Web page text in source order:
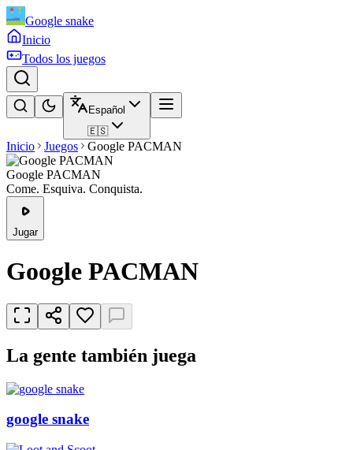
Google snake
Inicio
Todos los juegos
Español
🇪🇸
Inicio Juegos Google PACMAN
Google PACMAN
Come. Esquiva. Conquista.
Jugar
Google PACMAN
La gente también juega
google snake